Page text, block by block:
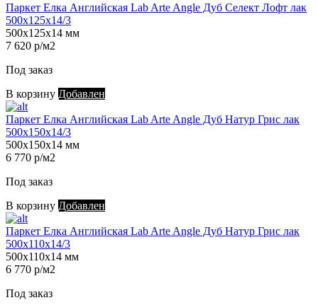
Паркет Елка Английская Lab Arte Angle Дуб Селект Лофт лак
500х125х14/3
500х125х14 мм
7 620 р/м2
Под заказ
В корзину Добавлен
Паркет Елка Английская Lab Arte Angle Дуб Натур Грис лак
500х150х14/3
500х150х14 мм
6 770 р/м2
Под заказ
В корзину Добавлен
Паркет Елка Английская Lab Arte Angle Дуб Натур Грис лак
500х110х14/3
500х110х14 мм
6 770 р/м2
Под заказ